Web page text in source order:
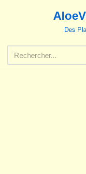
contenu
Des